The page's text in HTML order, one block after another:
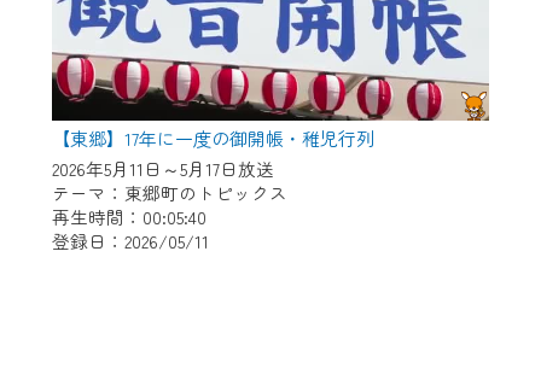
【東郷】17年に一度の御開帳・稚児行列
2026年5月11日～5月17日放送
テーマ：東郷町のトピックス
再生時間：00:05:40
登録日：2026/05/11